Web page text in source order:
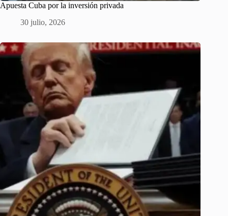
Apuesta Cuba por la inversión privada
30 julio, 2026